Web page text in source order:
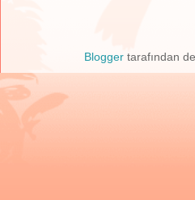
Bloggertarafından